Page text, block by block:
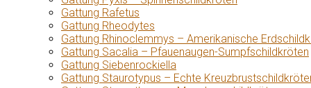
Gattung Rafetus
Gattung Rheodytes
Gattung Rhinoclemmys – Amerikanische
Gattung Sacalia – Pfauenaugen-Sumpfschildkröten
Gattung Siebenrockiella
Gattung Staurotypus – Echte